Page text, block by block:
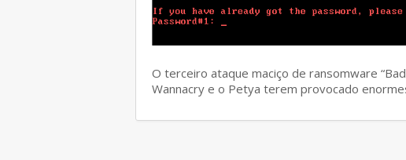
O terceiro ataque maciço de ransomware
Wannacry e o Petya terem provocado